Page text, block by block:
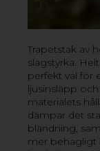
Trapetstak av
slagstyrka.
perfekt val för
ljusinsläpp
materialets
dämpar det
bländning,
mer behagligt
Korrugerad
öppen
över altanen,
bygga
egenskaper.
njuta mer av
regnar, får
kvällarna att
dig från